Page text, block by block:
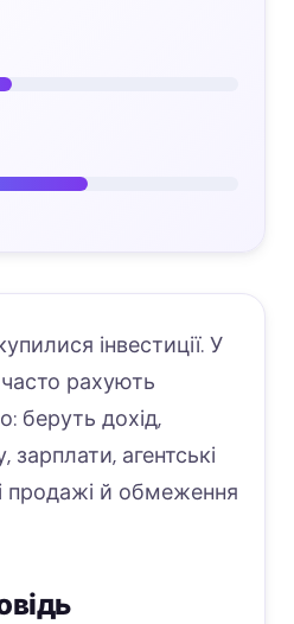
інвестиції. У
рахують
беруть дохід,
агентські
продажі й обмеження